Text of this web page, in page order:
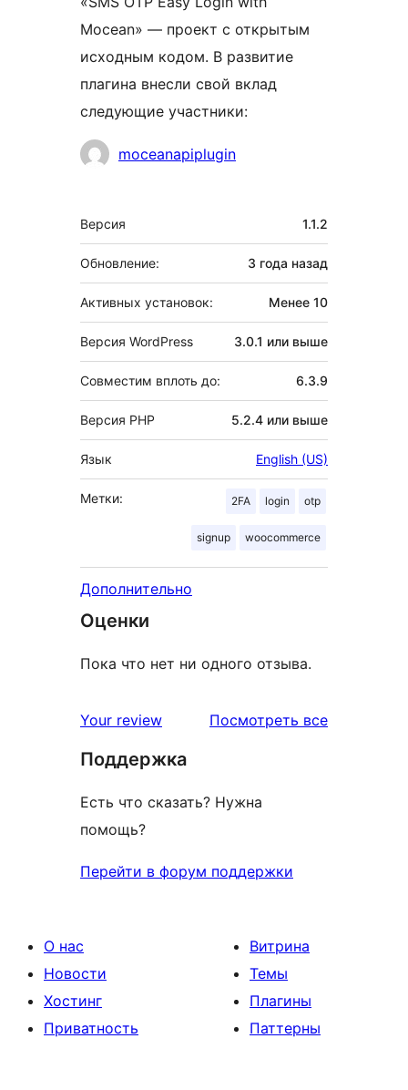
Mocean» — проект с открытым
исходным кодом. В развитие
плагина внесли свой вклад
следующие участники:
Участникиmoceanapiplugin
Мета
Версия 1.1.2
Обновление: 3 года назад
Активных установок: Менее 10
Версия WordPress 3.0.1 или выше
Совместим вплоть до: 6.3.9
Версия PHP 5.2.4 или выше
Язык English (US)
Метки: 2FA login otp
signup woocommerce
Дополнительно
Оценки
Пока что нет ни одного отзыва.
Your review Посмотреть всеотзывы
Поддержка
Есть что сказать? Нужна
помощь?
Перейти в форум поддержки
О нас
Новости
Хостинг
Приватность
Витрина
Темы
Плагины
Паттерны